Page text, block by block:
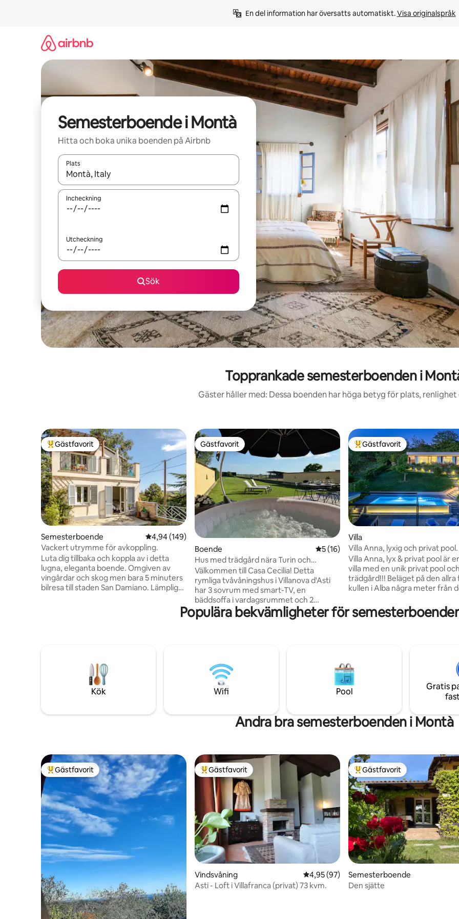
En del information har översatts automatiskt. Visa originalspråk
Semesterboende i Montà
Hitta och boka unika boenden på Airbnb
Plats
När resultaten är tillgängliga kan du navigera med upp- och nedåtpilarna eller utforska genom att trycka eller svepa.
Incheckning
Utcheckning
Sök
Topprankade semesterboenden i
Gäster håller med: Dessa boenden har höga betyg för plats, renlighet
Populär gästfavorit
Gästfavorit
Semesterboende 4,94 av 5 i genomsnittligt betyg, 149 omdömen
4,94 (149)
Vackert utrymme för avkoppling.
Luta dig tillbaka och koppla av i detta
lugna, eleganta boende. Omgiven av
vingårdar och skog men bara 5 minuters
bilresa till staden San Damiano. Lämplig
Många vackra småstäder att besöka
inklusive Barolo och Barbaresco.
Gästfavorit
Gästfavorit
Boende 5 av 5 i genomsnittligt betyg, 16
5 (16)
Hus med trädgård nära Turin och
Langhe, i naturen
Välkommen till Casa Cecilia! Detta
rymliga tvåvåningshus i Villanova d'Asti
har 3 sovrum med smart-TV, en
bäddsoffa i vardagsrummet och 2
badrum, ett med badkar. Den stora
trädgården är perfekt för avkoppling
anslutet område är det en utmärkt bas
för att utforska lokala attraktioner och
den omgivande naturen.
Populär gästfavorit
Gästfavorit
Villa
Villa Anna, lyxig och privat pool.
Villa Anna, lyx & privat pool är
villa med en unik privat pool och
trädgård!!! Beläget på den allra första
kullen i Alba några meter från
oberoende ,med en magnifik
tornen i Alba och Langhe och
vårt magnifika territorium men
efter exklusivitet.(CIR:
Populära bekvämligheter för
Kök Wifi Pool
Gratis
Andra bra semesterboenden i Montà
Populär gästfavorit
Gästfavorit Populär gästfavorit
Gästfavorit
Vindsvåning 4,95 av 5 i genomsnittligt betyg, 97
4,95 (97)
Asti - Loft i Villafranca (privat) 73 kvm.
Populär gästfavorit
Gästfavorit
Semesterboende
Den sjätte